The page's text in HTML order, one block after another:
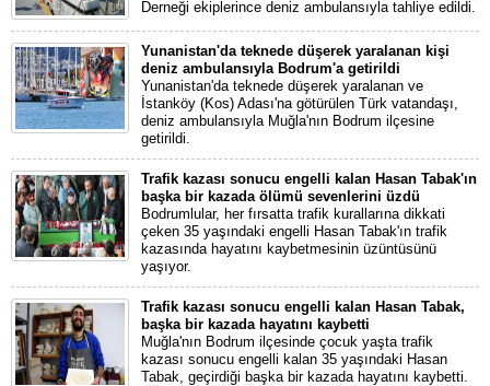
Derneği ekiplerince deniz ambulansıyla tahliye edildi.
Yunanistan'da teknede düşerek yaralanan kişi
deniz ambulansıyla Bodrum'a getirildi
Yunanistan'da teknede düşerek yaralanan ve
İstanköy (Kos) Adası'na götürülen Türk vatandaşı,
deniz ambulansıyla Muğla'nın Bodrum ilçesine
getirildi.
Trafik kazası sonucu engelli kalan Hasan Tabak'ın
başka bir kazada ölümü sevenlerini üzdü
Bodrumlular, her fırsatta trafik kurallarına dikkati
çeken 35 yaşındaki engelli Hasan Tabak'ın trafik
kazasında hayatını kaybetmesinin üzüntüsünü
yaşıyor.
Trafik kazası sonucu engelli kalan Hasan Tabak,
başka bir kazada hayatını kaybetti
Muğla'nın Bodrum ilçesinde çocuk yaşta trafik
kazası sonucu engelli kalan 35 yaşındaki Hasan
Tabak, geçirdiği başka bir kazada hayatını kaybetti.